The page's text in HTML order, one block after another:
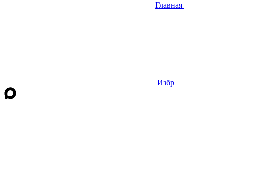
Главная
Избр